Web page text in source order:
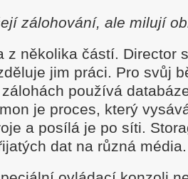
zálohování, ale milují
z několika částí. Director
jim práci. Pro svůj
používá
je proces, který
a posílá je po síti.
dat na různá média.